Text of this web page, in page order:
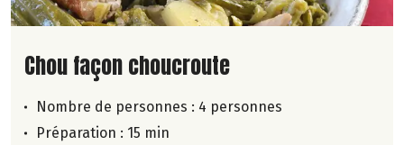
Lire la suite de la recette
Chou façon choucroute
Nombre de personnes : 4 personnes
Préparation : 15 min